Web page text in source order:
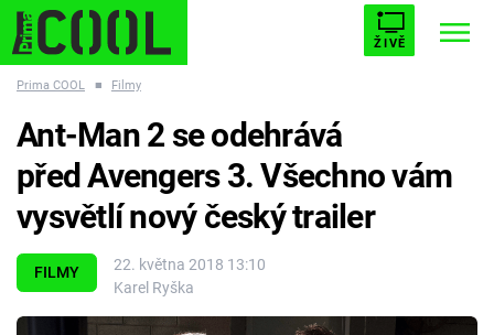
ŽIVĚ
ESCAPE PLNEJ KOTEL AVENGERS 5
Témata
Prima COOL ■ Filmy
FILMY
22. května 2018 13:10
Karel Ryška
Ant-Man 2 se odehrává
před Avengers 3. Všechno vám
vysvětlí nový český trailer